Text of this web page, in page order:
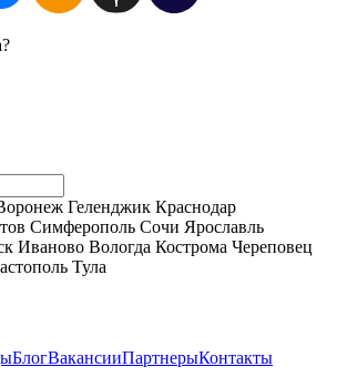
Геленджик Краснодар
Симферополь Сочи Ярославль
Иваново Вологда Кострома Череповец
Тула
БлогВакансииПартнерыКонтакты